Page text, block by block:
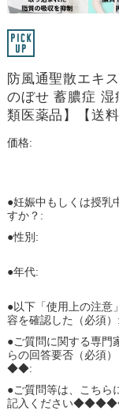
防風通聖散エキ
のぼせ 蓄膿症 湿
類医薬品】【送料
価格:
●妊娠中もしくは授乳
すか？:
●性別:
●年代:
●以下「使用上の注意
容を確認した（必須）:
●ご質問に関する専門
らの回答要否（必須）
◆◆:
●ご質問等は、こちら
記入ください